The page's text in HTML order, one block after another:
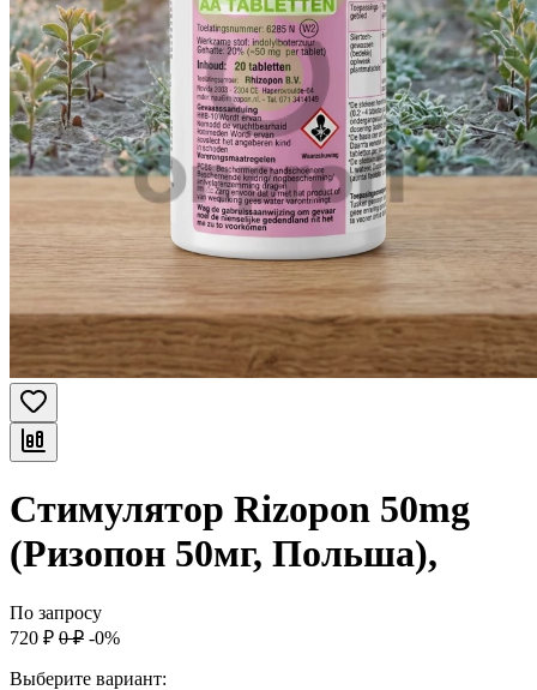
Стимулятор Rizopon 50mg
(Ризопон 50мг, Польша),
По запросу
720 ₽ 0 ₽ -0%
Выберите вариант: